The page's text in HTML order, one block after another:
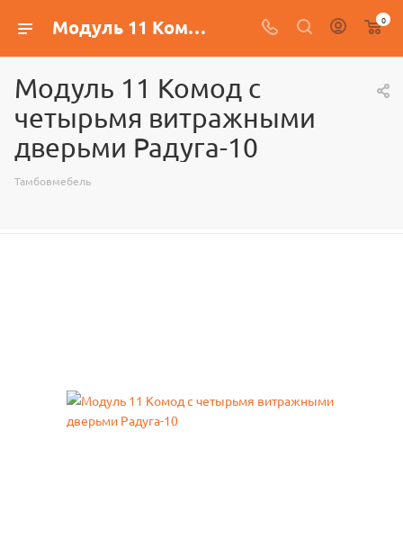
Модуль 11 Комод с четырьмя витражными дверьми Радуга-10 0
Модуль 11 Комод с
четырьмя витражными
дверьми Радуга-10
Тамбовмебель